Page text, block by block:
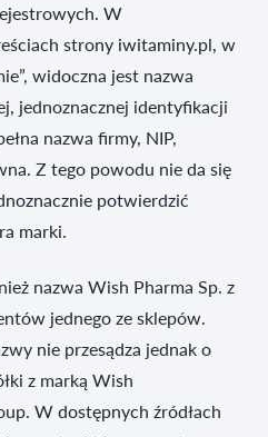
W
strony iwitaminy.pl, w
widoczna jest nazwa
jednoznacznej identyfikacji
nazwa firmy, NIP,
Z tego powodu nie da się
potwierdzić
marki.
nazwa Wish Pharma Sp. z
jednego ze sklepów.
nie przesądza jednak o
z marką Wish
W dostępnych źródłach